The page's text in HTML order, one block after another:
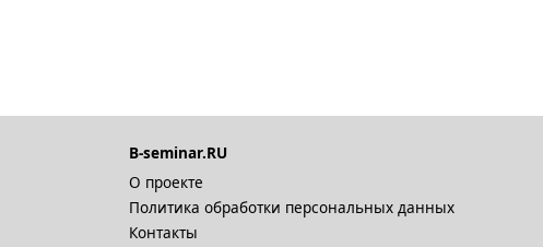
B-seminar.RU
О проекте
Политика обработки персональных данных
Контакты